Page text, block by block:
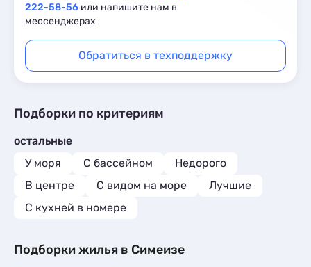
222-58-56 или напишите нам в
мессенджерах
Обратиться в техподдержку
Подборки по критериям
остальные
У моря
С бассейном
Недорого
В центре
С видом на море
Лучшие
C кухней в номере
Подборки жилья в Симеизе